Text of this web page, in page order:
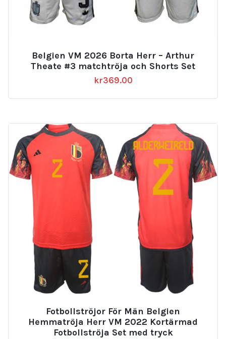
Belgien VM 2026 Borta Herr – Arthur
Theate #3 matchtröja och Shorts Set
kr369.00
Fotbollströjor För Män Belgien
Hemmatröja Herr VM 2022 Kortärmad
Fotbollströja Set med tryck